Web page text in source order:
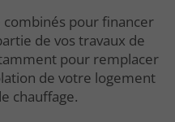
pour financer
de vos travaux de
pour remplacer
de votre logement
chauffage.